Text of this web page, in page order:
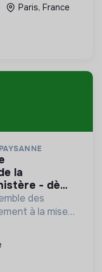
technologies
éco-
Paris, France
la
- dè...
des
à la mise